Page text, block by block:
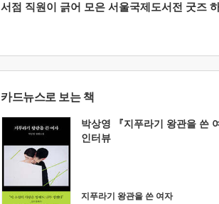
서점 직원이 긁어 모은 서울국제도서전 굿즈
카드뉴스로 보는 책
박상영 『지푸라기 왕관을 쓴
인터뷰
지푸라기 왕관을 쓴 여자